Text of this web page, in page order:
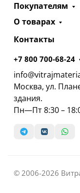
Покупателям
О товарах
Контакты
+7 800 700-68-24
Москва, ул.
здания.
Пн—Пт 8:30 –
© 2006-2026